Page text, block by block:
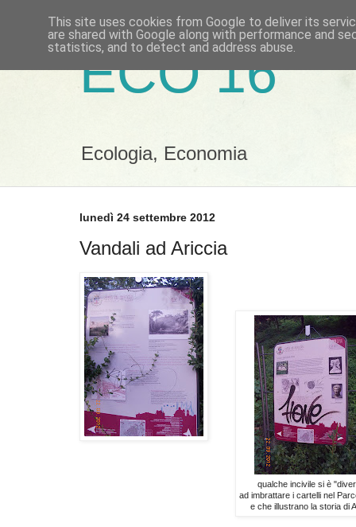
ECO 16
Ecologia, Economia
lunedì 24 settembre 2012
Vandali ad Ariccia
qualche incivile si è
ad imbrattare i cartelli nel
e che illustrano la storia di
This site uses cookies from Google to deliver its
are shared with Google along with performance and
statistics, and to detect and address abuse.